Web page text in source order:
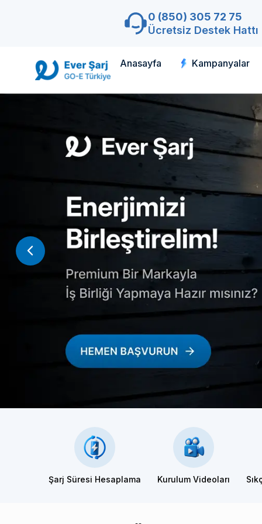
0 (850) 305 72 75
Ücretsiz Destek Hattı
Anasayfa Kampanyalar
Şarj Süresi Hesaplama Kurulum Videoları